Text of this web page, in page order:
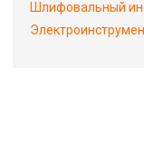
Шлифовальный